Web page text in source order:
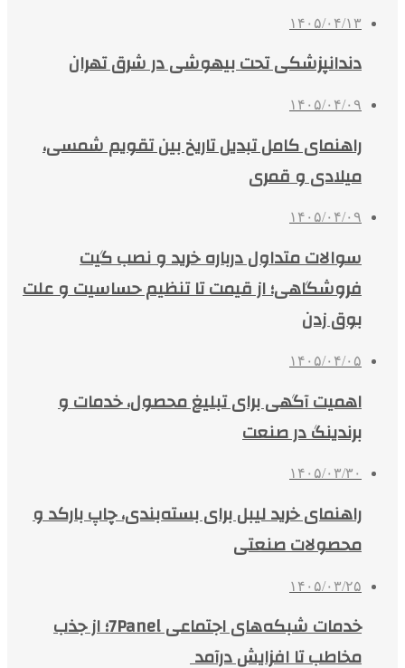
۱۴۰۵/۰۴/۱۳
دندانپزشکی تحت بیهوشی در شرق تهران
۱۴۰۵/۰۴/۰۹
راهنمای کامل تبدیل تاریخ بین تقویم شمسی،
میلادی و قمری
۱۴۰۵/۰۴/۰۹
سوالات متداول درباره خرید و نصب گیت
فروشگاهی؛ از قیمت تا تنظیم حساسیت و علت
بوق زدن
۱۴۰۵/۰۴/۰۵
اهمیت آگهی برای تبلیغ محصول، خدمات و
برندینگ در صنعت
۱۴۰۵/۰۳/۳۰
راهنمای خرید لیبل برای بسته‌بندی، چاپ بارکد و
محصولات صنعتی
۱۴۰۵/۰۳/۲۵
خدمات شبکه‌های اجتماعی 7Panel؛ از جذب
مخاطب تا افزایش درآمد